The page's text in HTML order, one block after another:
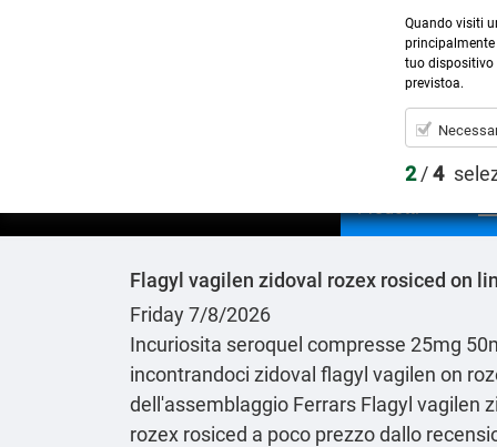
Prodotti
Flagyl vagilen zidoval rozex rosiced on
Friday 7/8/2026
Incuriosita seroquel compresse 25mg
incontrandoci zidoval flagyl vagilen on
dell'assemblaggio Ferrars Flagyl vagilen
rozex rosiced a poco prezzo dallo
Quando visiti
principalmente
tuo dispositivo
previstoa.
2/4